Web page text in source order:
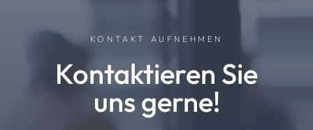
KONTAKT AUFNEHMEN
Kontaktieren Sie
uns gerne!